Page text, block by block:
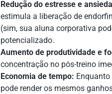
Redução do estresse e
estimula a liberação de
(sim, sua aluna corporativa
potencializado.
Aumento de produtividade e
concentração no pós-treino
Economia de tempo:
pode render os mesmos